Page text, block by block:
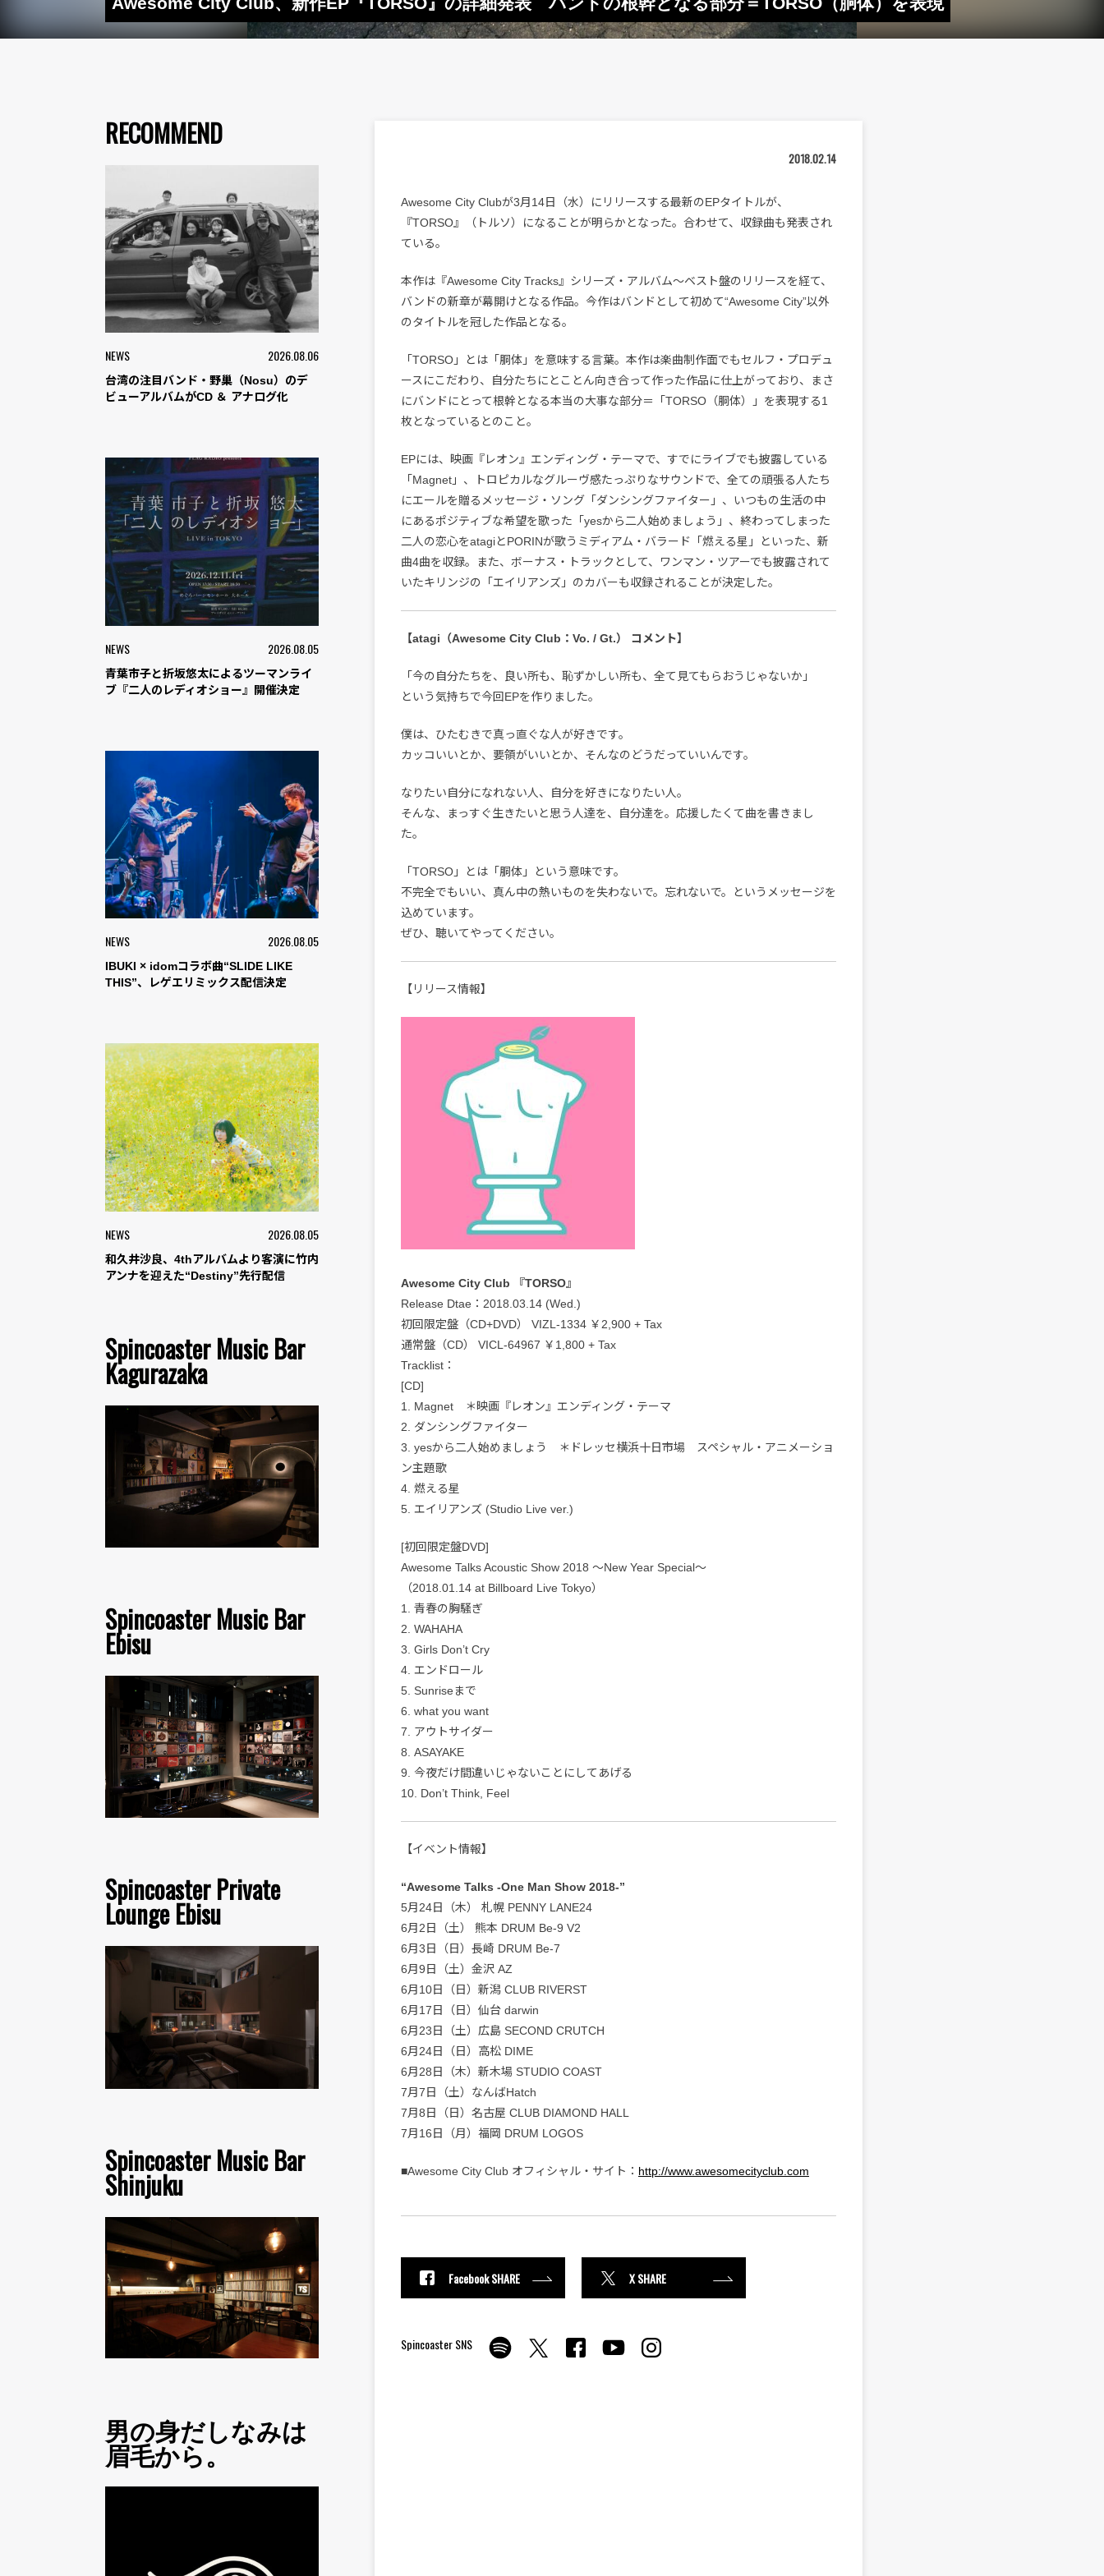
RECOMMEND
NEWS 2026.08.06
台湾の注目バンド・野巢（Nosu）のデ
ビューアルバムがCD ＆ アナログ化
NEWS 2026.08.05
青葉市子と折坂悠太によるツーマンライ
ブ『二人のレディオショー』開催決定
NEWS 2026.08.05
IBUKI × idomコラボ曲“SLIDE LIKE
THIS”、レゲエリミックス配信決定
NEWS 2026.08.05
和久井沙良、4thアルバムより客演に竹内
アンナを迎えた“Destiny”先行配信
Spincoaster Music Bar
Kagurazaka
Spincoaster Music Bar
Ebisu
Spincoaster Private
Lounge Ebisu
Spincoaster Music Bar
Shinjuku
男の身だしなみは
眉毛から。
2018.02.14
Awesome City Clubが3月14日（水）にリリースする最新のEPタイトルが、
『TORSO』（トルソ）になることが明らかとなった。合わせて、収録曲も発表され
ている。
本作は『Awesome City Tracks』シリーズ・アルバム～ベスト盤のリリースを経て、
バンドの新章が幕開けとなる作品。今作はバンドとして初めて“Awesome City”以外
のタイトルを冠した作品となる。
「TORSO」とは「胴体」を意味する言葉。本作は楽曲制作面でもセルフ・プロデュ
ースにこだわり、自分たちにとことん向き合って作った作品に仕上がっており、まさ
にバンドにとって根幹となる本当の大事な部分＝「TORSO（胴体）」を表現する1
枚となっているとのこと。
EPには、映画『レオン』エンディング・テーマで、すでにライブでも披露している
「Magnet」、トロピカルなグルーヴ感たっぷりなサウンドで、全ての頑張る人たち
にエールを贈るメッセージ・ソング「ダンシングファイター」、いつもの生活の中
にあるポジティブな希望を歌った「yesから二人始めましょう」、終わってしまった
二人の恋心をatagiとPORINが歌うミディアム・バラード「燃える星」といった、新
曲4曲を収録。また、ボーナス・トラックとして、ワンマン・ツアーでも披露されて
いたキリンジの「エイリアンズ」のカバーも収録されることが決定した。
【atagi（Awesome City Club：Vo. / Gt.） コメント】
「今の自分たちを、良い所も、恥ずかしい所も、全て見てもらおうじゃないか」‬
という気持ちで今回EPを作りました。
僕は、ひたむきで真っ直ぐな人が好きです。
カッコいいとか、要領がいいとか、そんなのどうだっていいんです。
なりたい自分になれない人、自分を好きになりたい人。
そんな、まっすぐ生きたいと思う人達を、自分達を。応援したくて曲を書きまし
た。
「TORSO」とは「胴体」という意味です。
不完全でもいい、真ん中の熱いものを失わないで。忘れないで。というメッセージを
込めています。
ぜひ、聴いてやってください。
【リリース情報】
Awesome City Club 『TORSO』
Release Dtae：2018.03.14 (Wed.)
初回限定盤（CD+DVD） VIZL-1334 ￥2,900 + Tax
通常盤（CD） VICL-64967 ￥1,800 + Tax
Tracklist：
[CD]
1. Magnet ＊映画『レオン』エンディング・テーマ
2. ダンシングファイター
3. yesから二人始めましょう ＊ドレッセ横浜十日市場 スペシャル・アニメーショ
ン主題歌
4. 燃える星
5. エイリアンズ (Studio Live ver.)
[初回限定盤DVD]
Awesome Talks Acoustic Show 2018 ～New Year Special～
（2018.01.14 at Billboard Live Tokyo）
1. 青春の胸騒ぎ
2. WAHAHA
3. Girls Don’t Cry
4. エンドロール
5. Sunriseまで
6. what you want
7. アウトサイダー
8. ASAYAKE
9. 今夜だけ間違いじゃないことにしてあげる
10. Don’t Think, Feel
【イベント情報】
“Awesome Talks -One Man Show 2018-”
5月24日（木） 札幌 PENNY LANE24
6月2日（土） 熊本 DRUM Be-9 V2
6月3日（日）長崎 DRUM Be-7
6月9日（土）金沢 AZ
6月10日（日）新潟 CLUB RIVERST
6月17日（日）仙台 darwin
6月23日（土）広島 SECOND CRUTCH
6月24日（日）高松 DIME
6月28日（木）新木場 STUDIO COAST
7月7日（土）なんばHatch
7月8日（日）名古屋 CLUB DIAMOND HALL
7月16日（月）福岡 DRUM LOGOS
■Awesome City Club オフィシャル・サイト： http://www.awesomecityclub.com
Facebook SHARE X SHARE
Spincoaster SNS